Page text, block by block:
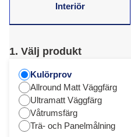
Interiör
1. Välj produkt
Kulörprov
Allround Matt Väggfärg
Ultramatt Väggfärg
Våtrumsfärg
Trä- och Panelmålning